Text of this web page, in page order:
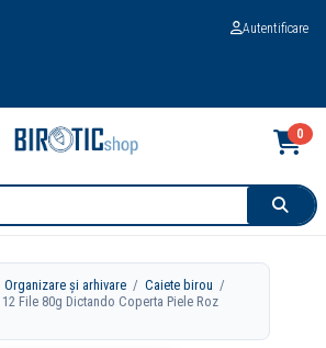
Autentificare
0
Organizare și arhivare /Caiete birou /
File 80g Dictando Coperta Piele Roz